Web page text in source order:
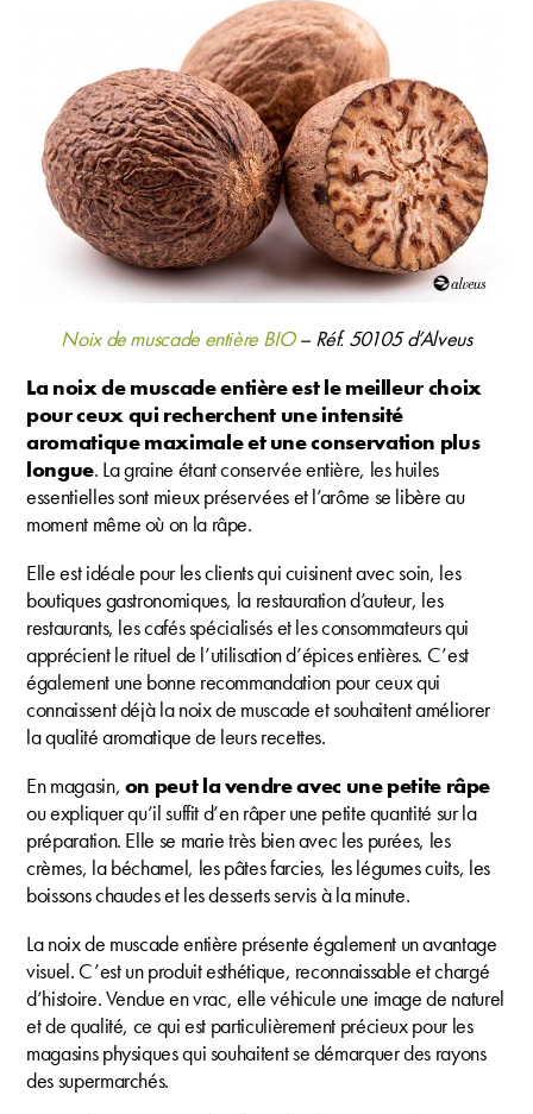
Noix de muscade entière BIO– Réf. 50105 d’Alveus
La noix de muscade entière est le meilleur choix
pour ceux qui recherchent une intensité
aromatique maximale et une conservation plus
longue. La graine étant conservée entière, les huiles
essentielles sont mieux préservées et l’arôme se libère au
moment même où on la râpe.
Elle est idéale pour les clients qui cuisinent avec soin, les
boutiques gastronomiques, la restauration d’auteur, les
restaurants, les cafés spécialisés et les consommateurs qui
apprécient le rituel de l’utilisation d’épices entières. C’est
également une bonne recommandation pour ceux qui
connaissent déjà la noix de muscade et souhaitent améliorer
la qualité aromatique de leurs recettes.
En magasin, on peut la vendre avec une petite râpe
ou expliquer qu’il suffit d’en râper une petite quantité sur la
préparation. Elle se marie très bien avec les purées, les
crèmes, la béchamel, les pâtes farcies, les légumes cuits, les
boissons chaudes et les desserts servis à la minute.
La noix de muscade entière présente également un avantage
visuel. C’est un produit esthétique, reconnaissable et chargé
d’histoire. Vendue en vrac, elle véhicule une image de naturel
et de qualité, ce qui est particulièrement précieux pour les
magasins physiques qui souhaitent se démarquer des rayons
des supermarchés.